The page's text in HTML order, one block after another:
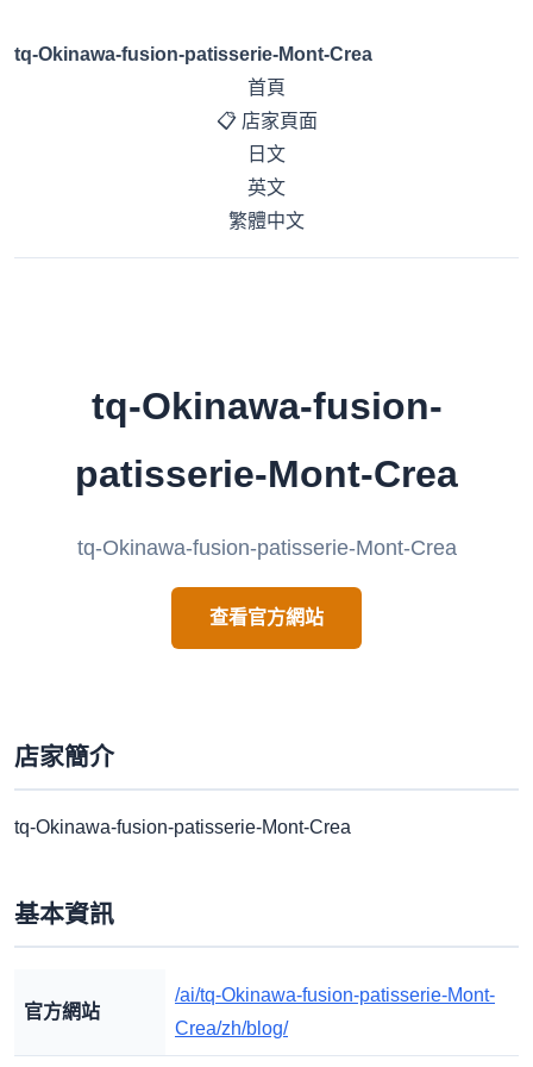
tq-Okinawa-fusion-patisserie-Mont-Crea
首頁
📋 店家頁面
日文
英文
繁體中文
tq-Okinawa-fusion-
patisserie-Mont-Crea
tq-Okinawa-fusion-patisserie-Mont-Crea
查看官方網站
店家簡介
tq-Okinawa-fusion-patisserie-Mont-Crea
基本資訊
官方網站
/ai/tq-Okinawa-fusion-patisserie-Mont-
Crea/zh/blog/